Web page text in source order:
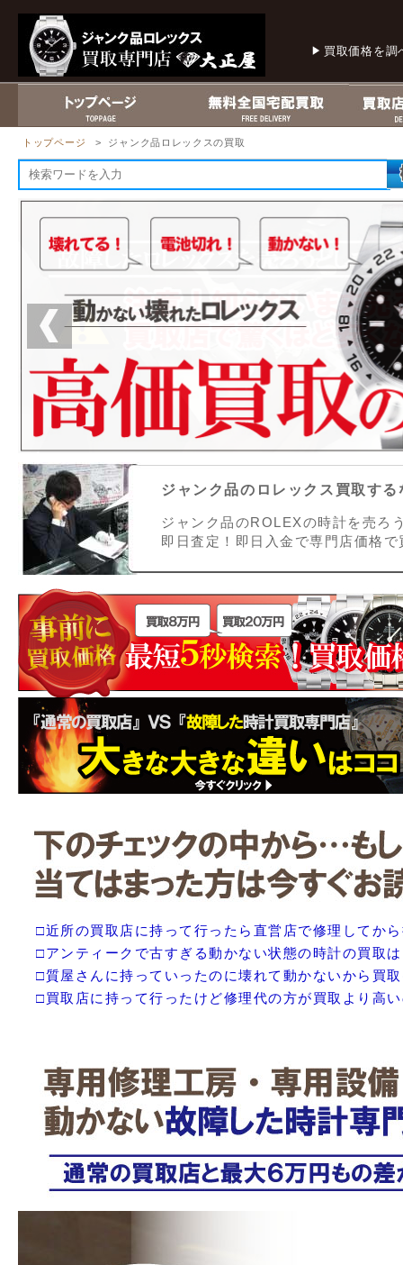
買取価格を調
トップページ > ジャンク品ロレックスの買取
ジャンク品のロレックス買取す
ジャンク品のROLEXの時計を売ろ
即日査定！即日入金で専門店価格
□近所の買取店に持って行ったら直営店で修理してか
□アンティークで古すぎる動かない状態の時計の買取
□質屋さんに持っていったのに壊れて動かないから買
□買取店に持って行ったけど修理代の方が買取より高